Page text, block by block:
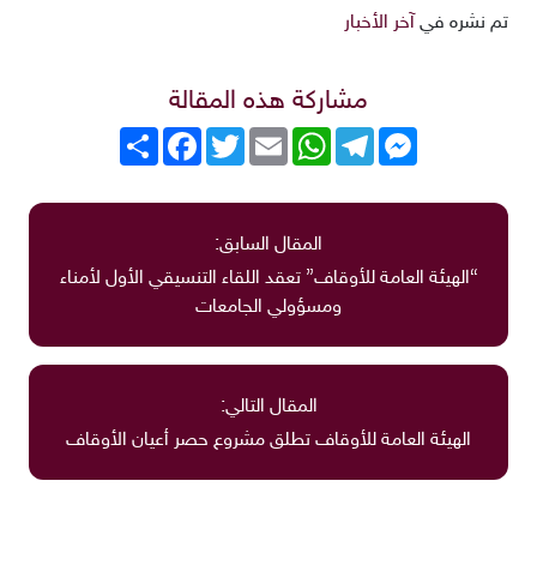
تم نشره في آخر الأخبار
مشاركة هذه المقالة
انشر
FacebookTwitterEmail
WhatsAppTelegram
Messenger
المقال السابق:
“الهيئة العامة للأوقاف” تعقد اللقاء التنسيقي الأول لأمناء
ومسؤولي الجامعات
المقال التالي:
الهيئة العامة للأوقاف تطلق مشروع حصر أعيان الأوقاف